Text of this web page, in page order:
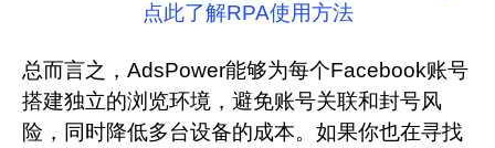
点此了解RPA使用方法
总而言之，AdsPower能够为每个Facebook账号
搭建独立的浏览环境，避免账号关联和封号风
险，同时降低多台设备的成本。如果你也在寻找